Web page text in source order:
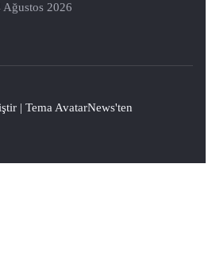
Ağustos 2026
| Tema AvatarNews'ten